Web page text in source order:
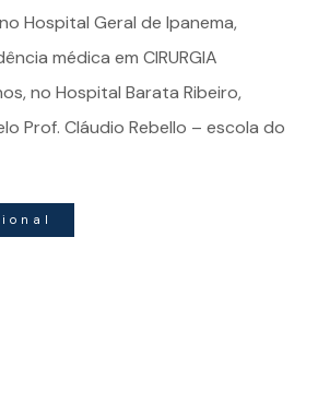
Hospital Geral de Ipanema,
médica em CIRURGIA
no Hospital Barata Ribeiro,
Prof. Cláudio Rebello – escola do